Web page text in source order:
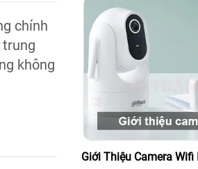
chính
không
Giới Thiệu Camera Wifi